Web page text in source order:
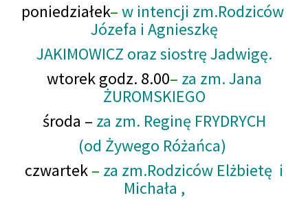
poniedziałek–w intencji zm.Rodziców
Józefa i Agnieszkę
JAKIMOWICZ oraz siostrę Jadwigę.
wtorek godz. 8.00– za zm. Jana
ŻUROMSKIEGO
środa – za zm. Reginę FRYDRYCH
(od Żywego Różańca)
czwartek– za zm.Rodziców Elżbietę i
Michała ,